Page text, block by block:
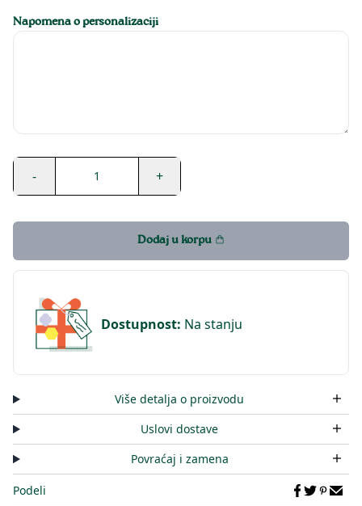
Napomena o personalizaciji
- 1 +
Dodaj u korpu
Dostupnost: Na stanju
Više detalja o proizvodu
Uslovi dostave
Povraćaj i zamena
Podeli